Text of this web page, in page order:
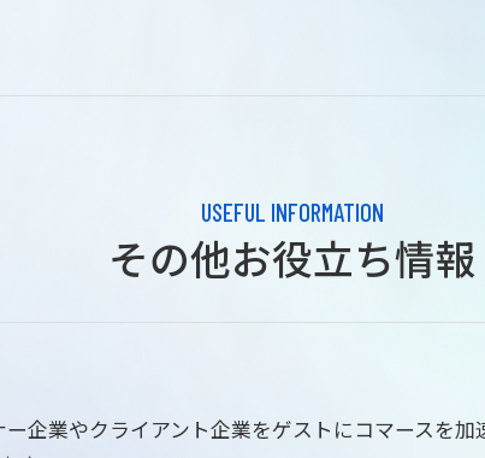
USEFUL INFORMATION
その他お役立ち情報
企業やクライアント企業をゲストにコマースを加